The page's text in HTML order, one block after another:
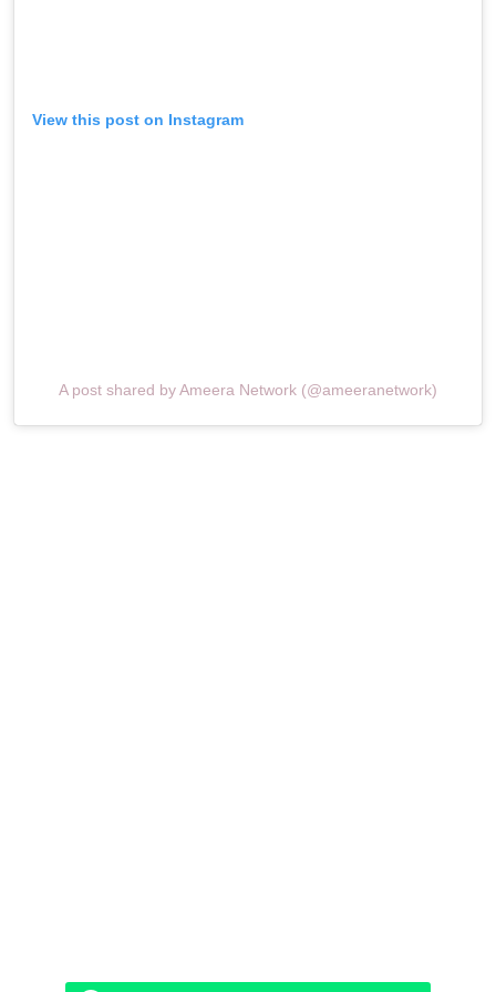
View this post on Instagram
A post shared by Ameera Network (@ameeranetwork)